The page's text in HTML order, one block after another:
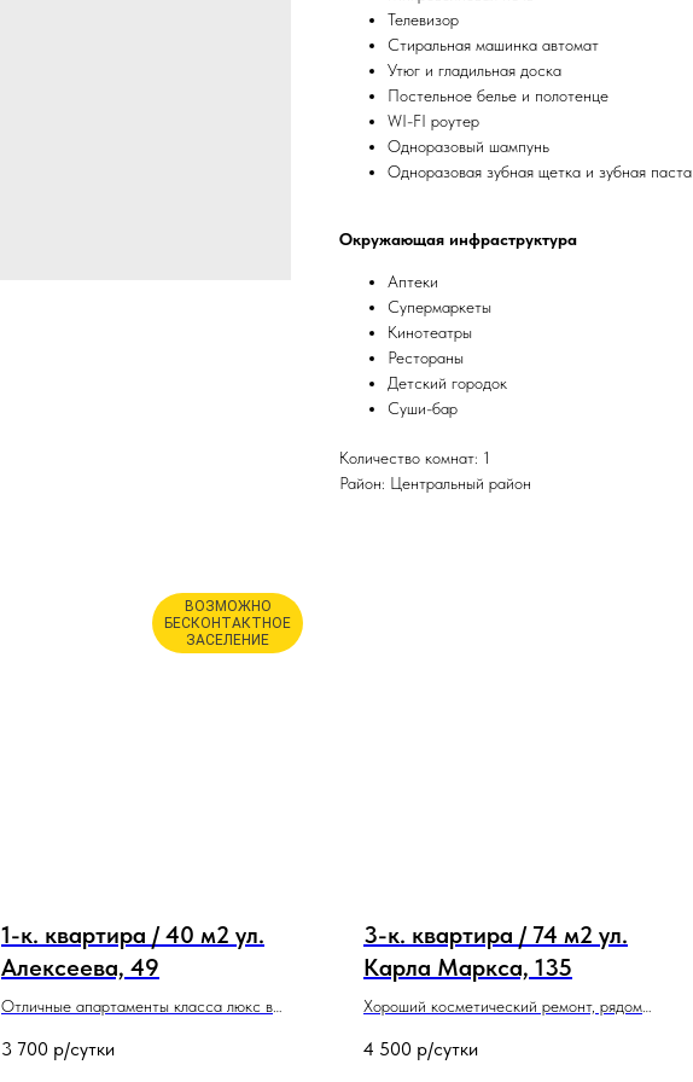
Телевизор
Стиральная машинка автомат
Утюг и гладильная доска
Постельное белье и полотенце
WI-FI роутер
Одноразовый шампунь
Одноразовая зубная щетка и зубная паста
Окружающая инфраструктура
Аптеки
Супермаркеты
Кинотеатры
Рестораны
Детский городок
Суши-бар
Количество комнат: 1
Район: Центральный район
ВОЗМОЖНО
БЕСКОНТАКТНОЕ
ЗАСЕЛЕНИЕ
1-к. квартира / 40 м2 ул.
Алексеева, 49
Отличные апартаменты класса люкс в
ТРЦ Планета
3 700 р/сутки
3-к. квартира / 74 м2 ул.
Карла Маркса, 135
Хороший косметический ремонт, рядом
4 500 р/сутки